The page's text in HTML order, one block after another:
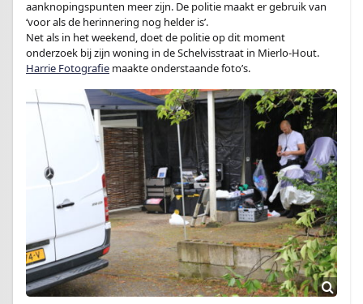
aanknopingspunten meer zijn. De politie maakt er gebruik van
‘voor als de herinnering nog helder is’.
Net als in het weekend, doet de politie op dit moment
onderzoek bij zijn woning in de Schelvisstraat in Mierlo-Hout.
Harrie Fotografie maakte onderstaande foto’s.